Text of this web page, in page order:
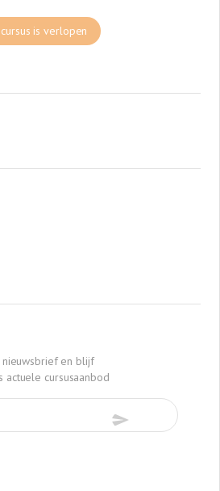
is verlopen
en blijf
cursusaanbod